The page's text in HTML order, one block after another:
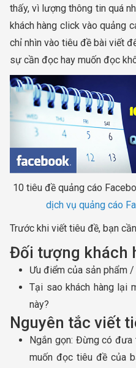
thấy, vì lượng thông tin quá
khách hàng click vào quảng
chỉ nhìn vào tiêu đề bài viết
sự cần đọc hay muốn đọc
10 tiêu đề quảng cáo
dịch vụ quảng cáo
Trước khi viết tiêu đề, bạn
Đối tượng khách
Ưu điểm của sản phẩm
Tại sao khách hàng lại
này?
Nguyên tắc viết
Ngắn gọn: Đừng có
muốn đọc tiêu đề của